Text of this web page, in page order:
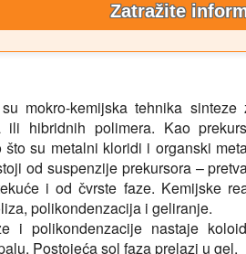
Zatražite
mokro-kemijska tehnika
ili hibridnih polimera. Kao
što su metalni kloridi i organski
od suspenzije prekursora –
i od čvrste faze. Kemijske
polikondenzacija i geliranje.
i polikondenzacije nastaje
Postojeća sol faza prelazi u gel.